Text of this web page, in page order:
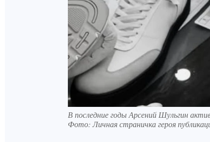
В последние годы Арсений Шульгин
Фото:Личная страничка героя